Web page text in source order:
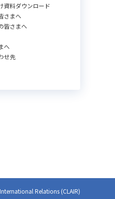
資料ダウンロード
さまへ
皆さまへ
へ
せ先
International Relations (CLAIR)